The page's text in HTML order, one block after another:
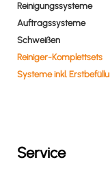
Reinigungssysteme
Auftragssysteme
Schweißen
Reiniger-Komplettsets
Systeme inkl.
Service